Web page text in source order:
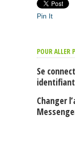
Pin It
POUR ALLER
Se
Changer